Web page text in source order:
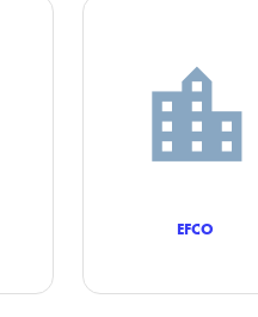
EFCO